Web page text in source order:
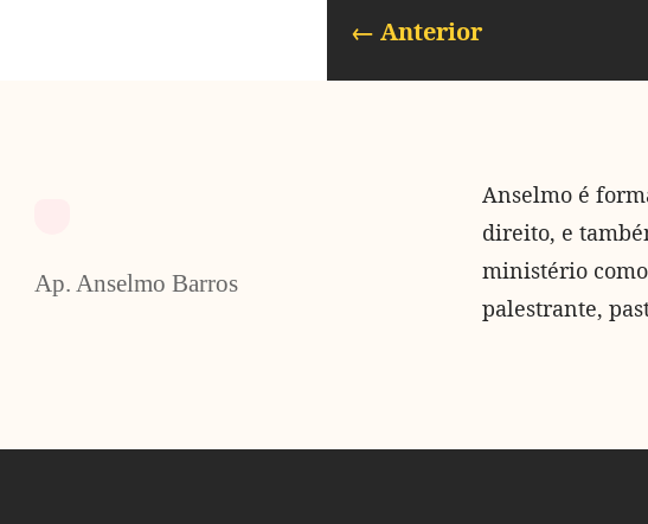
← Anterior
Ap. Anselmo Barros
Anselmo é
direito, e
ministério
palestrante,